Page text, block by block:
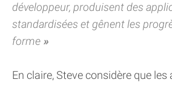
développeur, produisent des
standardisées et gênent les
forme
En claire, Steve considère que